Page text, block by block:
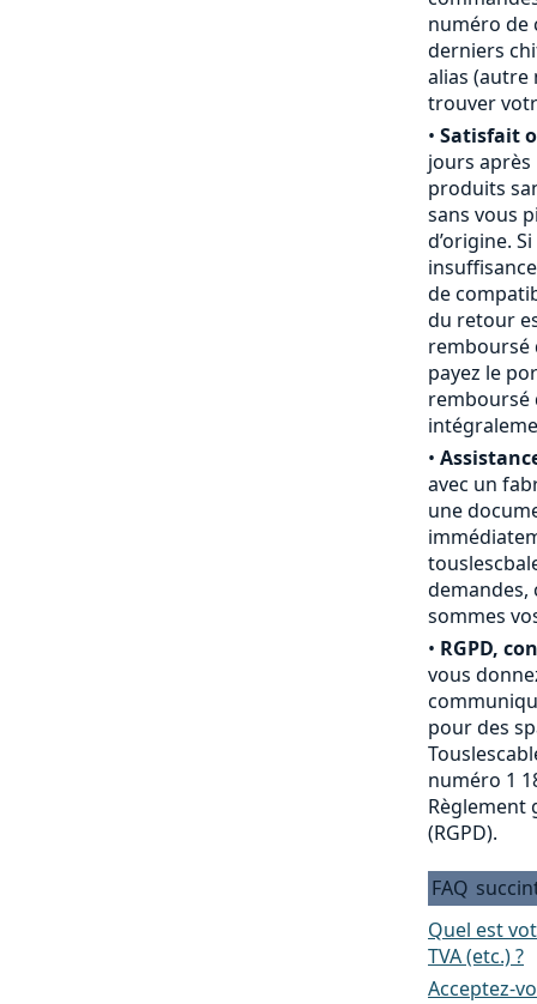
numéro de
derniers
alias (autre
trouver
• Satisfait
jours
produits
sans vous
d’origine.
de
du retour
remboursé
payez le
remboursé
•
avec un
une
demandes,
sommes
• RGPD,
vous
pour des
numéro 1
Règlement
(RGPD).
FAQ
Quel est
TVA (etc.) ?
Acceptez-